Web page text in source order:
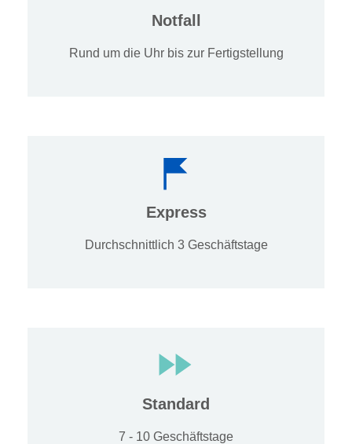
Notfall
Rund um die Uhr bis zur Fertigstellung
Express
Durchschnittlich 3 Geschäftstage
Standard
7 - 10 Geschäftstage